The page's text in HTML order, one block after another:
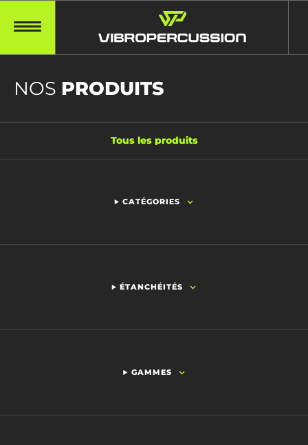
NOS PRODUITS
Tous les produits
CATÉGORIES
ÉTANCHÉITÉS
GAMMES